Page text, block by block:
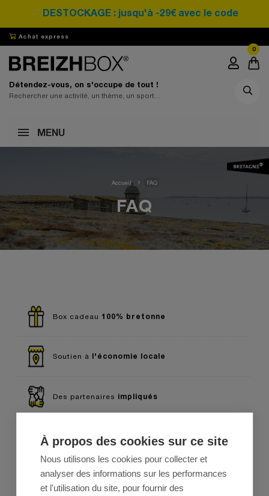
À propos des cookies sur ce site
Nous utilisons les cookies pour collecter et
analyser des informations sur les performances
et l'utilisation du site, pour fournir des
DESTOCKAGE : jusqu'à -29€ avec le code
Achat express
Détendez-vous, on s'occupe de tout !
0
MENU
Accueil FAQ
FAQ
Box cadeau 100% bretonne
Soutien à l'économie locale
Des partenaires impliqués
Créée et gérée par l'office du tourisme
95% de clients satisfaits